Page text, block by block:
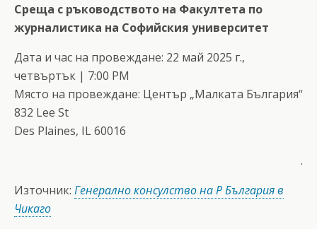
Среща с ръководството на Факултета по
журналистика на Софийския университет
Дата и час на провеждане: 22 май 2025 г.,
четвъртък | 7:00 PM
Място на провеждане: Център „Малката България“
832 Lee St
Des Plaines, IL 60016
.
Източник: Генерално консулство на Р България в
Чикаго